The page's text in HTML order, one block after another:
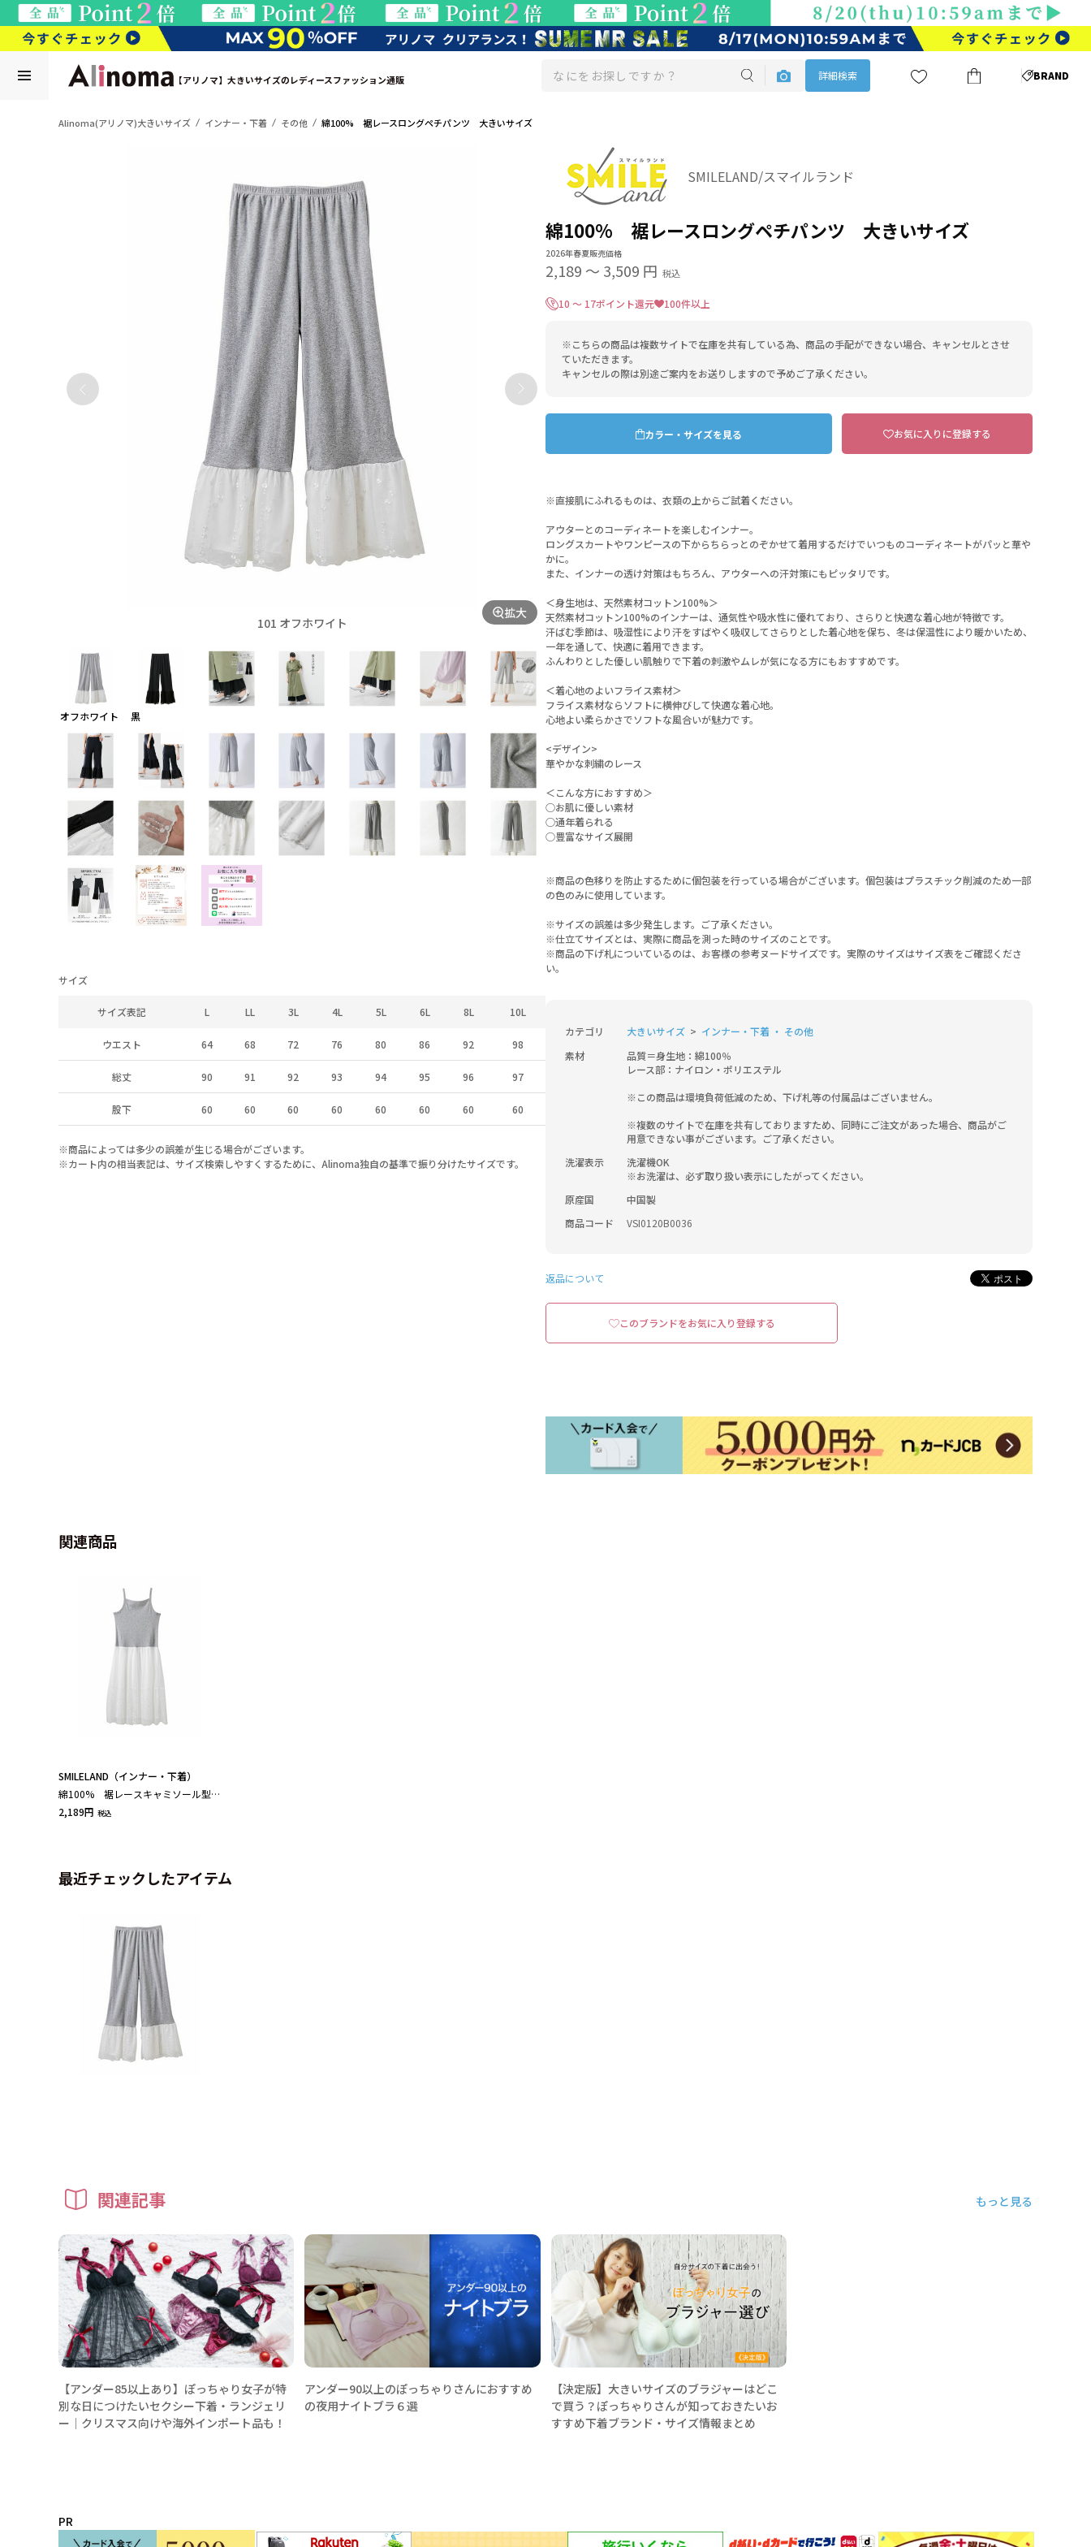
【アリノマ】大きいサイズのレディースファッション通販 詳細検索 BRAND
Alinoma(アリノマ)大きいサイズ インナー・下着 その他 綿100% 裾レースロングペチパンツ 大きいサイズ
101 オフホワイト 102 黒
拡大
オフホワイト 黒
サイズ
サイズ表記 L LL 3L 4L 5L 6L 8L 10L
ウエスト 64 68 72 76 80 86 92 98
総丈 90 91 92 93 94 95 96 97
股下 60 60 60 60 60 60 60 60
※商品によっては多少の誤差が生じる場合がございます。
※カート内の相当表記は、サイズ検索しやすくするために、Alinoma独自の基準で振り分けたサイズです。
SMILELAND/スマイルランド
綿100% 裾レースロングペチパンツ 大きいサイズ
2026年春夏販売価格
2,189 〜 3,509 円 税込
10 ～ 17ポイント還元 100件以上
※こちらの商品は複数サイトで在庫を共有している為、商品の手配ができない場合、キャンセルとさせ
ていただきます。
キャンセルの際は別途ご案内をお送りしますので予めご了承ください。
カラー・サイズを見る お気に入りに登録する
※直接肌にふれるものは、衣類の上からご試着ください。
アウターとのコーディネートを楽しむインナー。
ロングスカートやワンピースの下からちらっとのぞかせて着用するだけでいつものコーディネートがパッと華や
かに。
また、インナーの透け対策はもちろん、アウターへの汗対策にもピッタリです。
＜身生地は、天然素材コットン100%＞
天然素材コットン100%のインナーは、通気性や吸水性に優れており、さらりと快適な着心地が特徴です。
汗ばむ季節は、吸湿性により汗をすばやく吸収してさらりとした着心地を保ち、冬は保温性により暖かいため、
一年を通して、快適に着用できます。
ふんわりとした優しい肌触りで下着の刺激やムレが気になる方にもおすすめです。
＜着心地のよいフライス素材＞
フライス素材ならソフトに横伸びして快適な着心地。
心地よい柔らかさでソフトな風合いが魅力です。
<デザイン>
華やかな刺繍のレース
＜こんな方におすすめ＞
○お肌に優しい素材
○通年着られる
○豊富なサイズ展開
※商品の色移りを防止するために個包装を行っている場合がございます。個包装はプラスチック削減のため一部
の色のみに使用しています。
※サイズの誤差は多少発生します。ご了承ください。
※仕立てサイズとは、実際に商品を測った時のサイズのことです。
※商品の下げ札についているのは、お客様の参考ヌードサイズです。実際のサイズはサイズ表をご確認くださ
い。
カテゴリ 大きいサイズ
インナー・下着 ・ その他
素材
品質＝身生地：綿100％
レース部：ナイロン・ポリエステル
※この商品は環境負荷低減のため、下げ札等の付属品はございません。
※複数のサイトで在庫を共有しておりますため、同時にご注文があった場合、商品がご
用意できない事がございます。ご了承ください。
洗濯表示
洗濯機OK
※お洗濯は、必ず取り扱い表示にしたがってください。
原産国
中国製
商品コード
VSI0120B0036
返品について
このブランドをお気に入り登録する
関連商品
SMILELAND（インナー・下着）
綿100% 裾レースキャミソール型ロ
ングスリップ
2,189円 税込
最近チェックしたアイテム
関連記事 もっと見る
【アンダー85以上あり】ぽっちゃり女子が特
別な日につけたいセクシー下着・ランジェリ
ー│クリスマス向けや海外インポート品も！
アンダー90以上のぽっちゃりさんにおすすめ
の夜用ナイトブラ６選
【決定版】大きいサイズのブラジャーはどこ
で買う？ぽっちゃりさんが知っておきたいお
すすめ下着ブランド・サイズ情報まとめ
PR